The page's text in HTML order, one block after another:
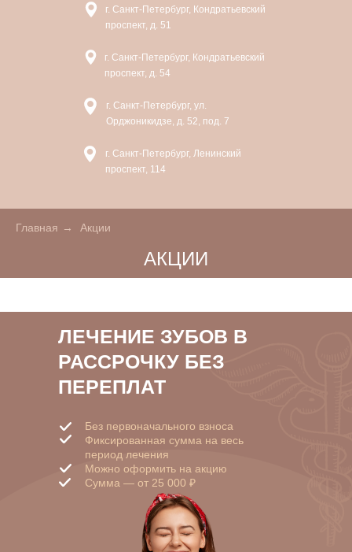
г. Санкт-Петербург, Кондратьевский
проспект, д. 51
г. Санкт-Петербург, ул.
Орджоникидзе, д. 52, под. 7
г. Санкт-Петербург, Ленинский
проспект, 114
г. Санкт-Петербург, Кондратьевский
проспект, д. 54
Главная → Акции
АКЦИИ
ЛЕЧЕНИЕ ЗУБОВ В
РАССРОЧКУ БЕЗ
ПЕРЕПЛАТ
Без первоначального взноса
Фиксированная сумма на весь
период лечения
Можно оформить на акцию
Сумма — от 25 000 ₽